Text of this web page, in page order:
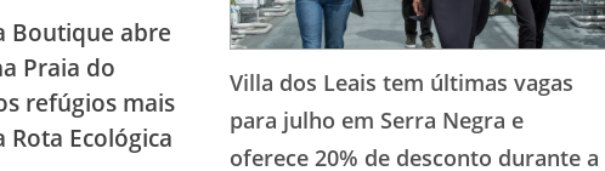
Boutique abre
Praia do
refúgios mais
Ecológica
Villa dos Leais tem últimas vagas
para julho em Serra Negra e
oferece 20% de desconto durante a